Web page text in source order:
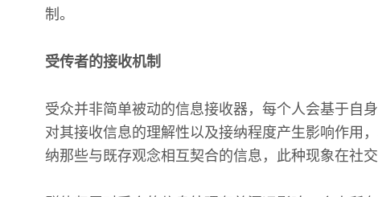
制。
受传者的接收机制
受众并非简单被动的信息接收器，每个人会基于自
对其接收信息的理解性以及接纳程度产生影响作用
纳那些与既存观念相互契合的信息，此种现象在社